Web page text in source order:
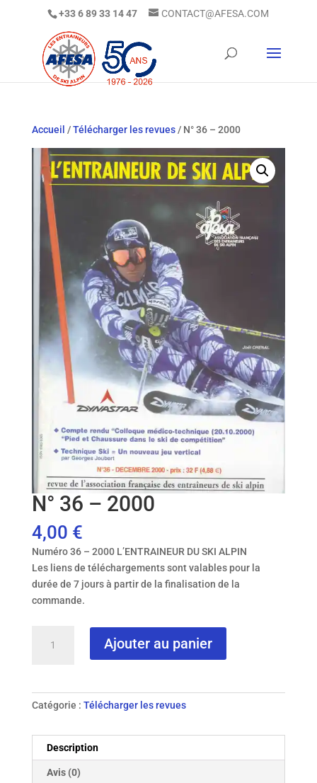
+33 6 89 33 14 47 CONTACT@AFESA.COM
Accueil /Télécharger les revues/ N° 36 – 2000
N° 36 – 2000
4,00 €
Numéro 36 – 2000 L’ENTRAINEUR DU SKI ALPIN
Les liens de téléchargements sont valables pour la
durée de 7 jours à partir de la finalisation de la
commande.
Ajouter au panier
Catégorie : Télécharger les revues
Description
Avis (0)